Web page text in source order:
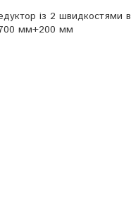
із 2 швидкостями в
700 мм+200 мм